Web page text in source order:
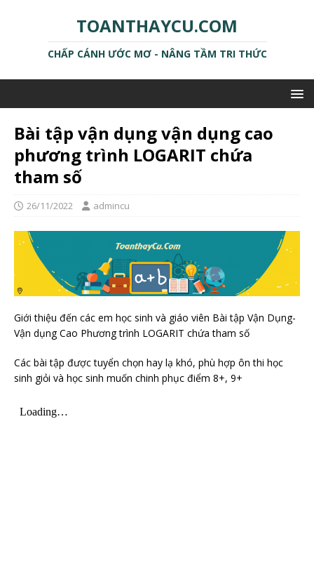
TOANTHAYCU.COM
CHẤP CÁNH ƯỚC MƠ - NÂNG TẦM TRI THỨC
Bài tập vận dụng vận dụng cao
phương trình LOGARIT chứa
tham số
26/11/2022 admincu
Giới thiệu đến các em học sinh và giáo viên Bài tập Vận Dụng-
Vận dụng Cao Phương trình LOGARIT chứa tham số
Các bài tập được tuyển chọn hay lạ khó, phù hợp ôn thi học
sinh giỏi và học sinh muốn chinh phục điểm 8+, 9+